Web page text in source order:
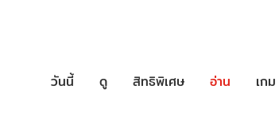
วันนี้ ดู สิทธิพิเศษ อ่าน เกม